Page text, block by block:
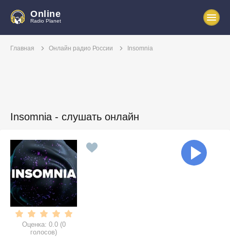
Online
Radio Planet
Главная Онлайн радио России Insomnia
Insomnia - слушать онлайн
Оценка: 0.0 (0
голосов)